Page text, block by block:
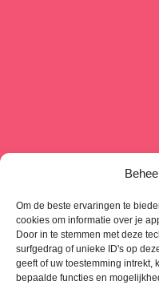
Om de beste ervaringen te
cookies om informatie over je
Door in te stemmen met deze
surfgedrag of unieke ID's op
geeft of uw toestemming
bepaalde functies en